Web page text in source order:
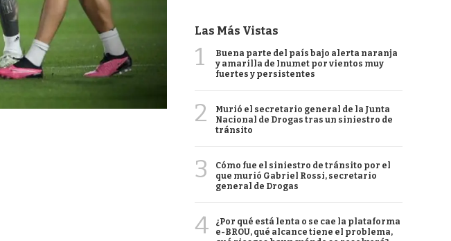
Las Más Vistas
1
Buena parte del país bajo alerta naranja
y amarilla de Inumet por vientos muy
fuertes y persistentes
2
Murió el secretario general de la Junta
Nacional de Drogas tras un siniestro de
tránsito
3
Cómo fue el siniestro de tránsito por el
que murió Gabriel Rossi, secretario
general de Drogas
4
¿Por qué está lenta o se cae la plataforma
e-BROU, qué alcance tiene el problema,